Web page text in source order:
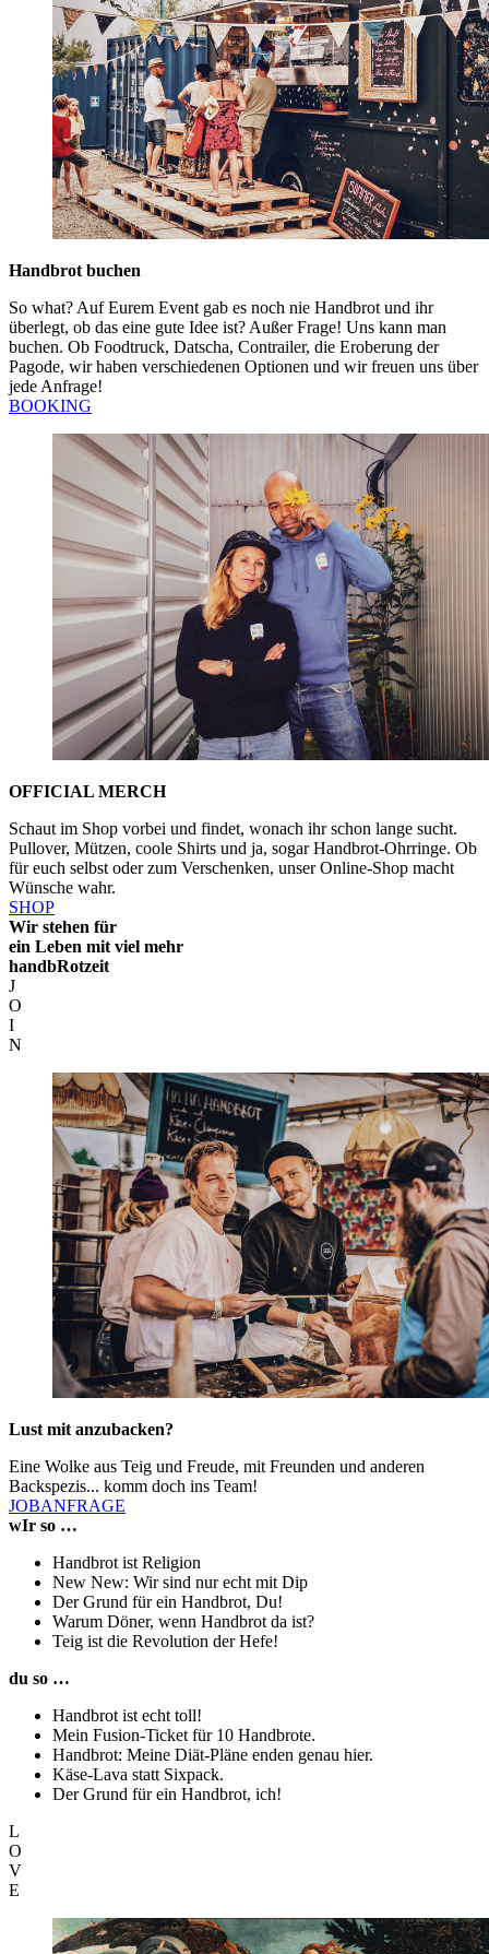
Handbrot buchen
So what? Auf Eurem Event gab es noch nie Handbrot und ihr
überlegt, ob das eine gute Idee ist? Außer Frage! Uns kann man
buchen. Ob Foodtruck, Datscha, Contrailer, die Eroberung der
Pagode, wir haben verschiedenen Optionen und wir freuen uns über
jede Anfrage!
BOOKING
OFFICIAL MERCH
Schaut im Shop vorbei und findet, wonach ihr schon lange sucht.
Pullover, Mützen, coole Shirts und ja, sogar Handbrot-Ohrringe. Ob
für euch selbst oder zum Verschenken, unser Online-Shop macht
Wünsche wahr.
SHOP
Wir stehen für
ein Leben mit viel mehr
handbRotzeit
J
O
I
N
Lust mit anzubacken?
Eine Wolke aus Teig und Freude, mit Freunden und anderen
Backspezis... komm doch ins Team!
JOBANFRAGE
wIr so …
Handbrot ist Religion
New New: Wir sind nur echt mit Dip
Der Grund für ein Handbrot, Du!
Warum Döner, wenn Handbrot da ist?
Teig ist die Revolution der Hefe!
du so …
Handbrot ist echt toll!
Mein Fusion-Ticket für 10 Handbrote.
Handbrot: Meine Diät-Pläne enden genau hier.
Käse-Lava statt Sixpack.
Der Grund für ein Handbrot, ich!
L
O
V
E